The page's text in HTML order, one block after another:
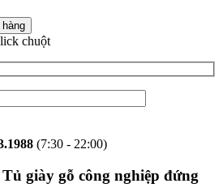
chuột
(7:30 - 22:00)
giày gỗ công nghiệp đứng